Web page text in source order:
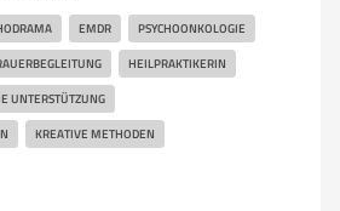
EMDR PSYCHOONKOLOGIE
HEILPRAKTIKERIN
UNTERSTÜTZUNG
KREATIVE METHODEN